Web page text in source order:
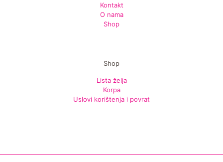
Kontakt
O nama
Shop
Shop
Lista želja
Korpa
Uslovi korištenja i povrat